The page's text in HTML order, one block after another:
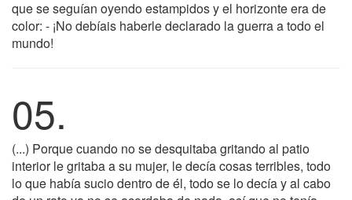
que se seguían oyendo estampidos y el horizonte era de
color: - ¡No debíais haberle declarado la guerra a todo el
mundo!
05.
(...) Porque cuando no se desquitaba gritando al patio
interior le gritaba a su mujer, le decía cosas terribles, todo
lo que había sucio dentro de él, todo se lo decía y al cabo